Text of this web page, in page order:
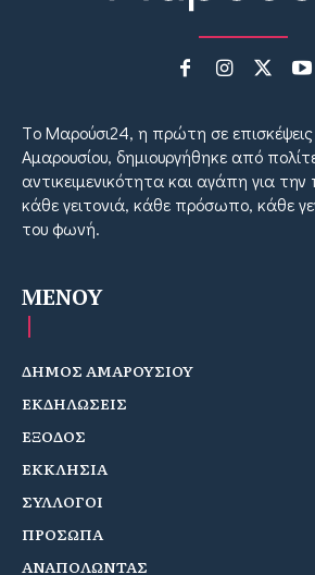
Tο Μαρούσι24, η πρώτη σε επισκέψεις
Αμαρουσίου, δημιουργήθηκε από
αντικειμενικότητα και αγάπη για
κάθε γειτονιά, κάθε πρόσωπο, κάθε
του φωνή.
MENOY
ΔΗΜΟΣ ΑΜΑΡΟΥΣΙΟΥ
ΕΚΔΗΛΩΣΕΙΣ
ΕΞΟΔΟΣ
ΕΚΚΛΗΣΙΑ
ΣΥΛΛΟΓΟΙ
ΠΡΟΣΩΠΑ
ΑΝΑΠΟΛΩΝΤΑΣ